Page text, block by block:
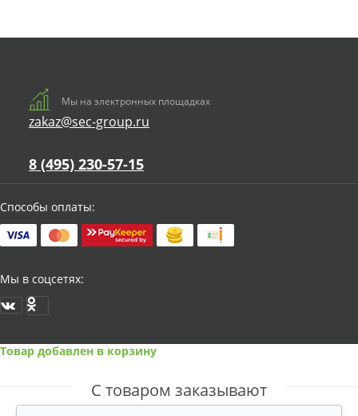
Мы на электронных площадках
zakaz@sec-group.ru
8 (495) 230-57-15
Способы оплаты:
Мы в соцсетях:
Товар добавлен в корзину
С товаром заказывают